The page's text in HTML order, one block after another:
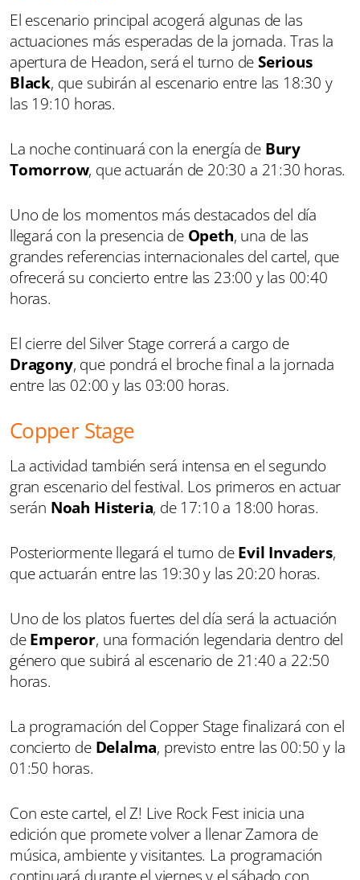
El escenario principal acogerá algunas de las
actuaciones más esperadas de la jornada. Tras la
apertura de Headon, será el turno deSerious
Black, que subirán al escenario entre las 18:30 y
las 19:10 horas.
La noche continuará con la energía de Bury
Tomorrow, que actuarán de 20:30 a 21:30 horas.
Uno de los momentos más destacados del día
llegará con la presencia de Opeth, una de las
grandes referencias internacionales del cartel, que
ofrecerá su concierto entre las 23:00 y las 00:40
horas.
El cierre del Silver Stage correrá a cargo de
Dragony, que pondrá el broche final a la jornada
entre las 02:00 y las 03:00 horas.
Copper Stage
La actividad también será intensa en el segundo
gran escenario del festival. Los primeros en actuar
serán Noah Histeria, de 17:10 a 18:00 horas.
Posteriormente llegará el turno deEvil Invaders,
que actuarán entre las 19:30 y las 20:20 horas.
Uno de los platos fuertes del día será la actuación
deEmperor, una formación legendaria dentro del
género que subirá al escenario de 21:40 a 22:50
horas.
La programación del Copper Stage finalizará con el
concierto de Delalma, previsto entre las 00:50 y la
01:50 horas.
Con este cartel, el Z! Live Rock Fest inicia una
edición que promete volver a llenar Zamora de
música, ambiente y visitantes. La programación
continuará durante el viernes y el sábado con